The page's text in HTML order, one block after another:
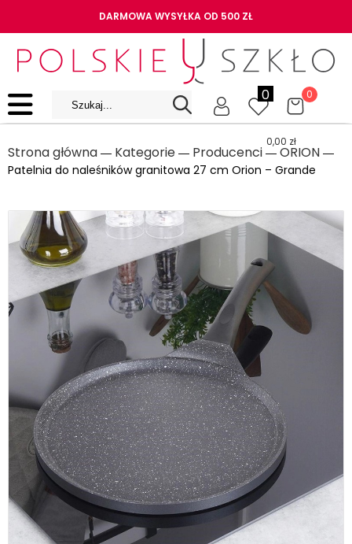
DARMOWA WYSYŁKA OD 500 ZŁ
0 0
0,00 zł
Strona główna ― Kategorie ― Producenci ― ORION ―
Patelnia do naleśników granitowa 27 cm Orion – Grande